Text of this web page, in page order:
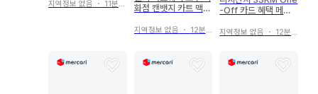
지역정보 없음 ・ 11분 전
화점 캔뱃지 카트 맥스
지역정보 없음 ・ 12분 전
-Off 카드 혜택 메인
지역정보 없음 ・ 12분 전